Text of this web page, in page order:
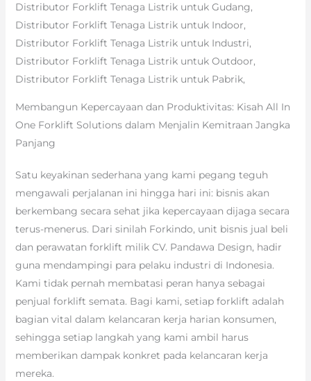
Distributor Forklift Tenaga Listrik untuk Gudang,
Distributor Forklift Tenaga Listrik untuk Indoor,
Distributor Forklift Tenaga Listrik untuk Industri,
Distributor Forklift Tenaga Listrik untuk Outdoor,
Distributor Forklift Tenaga Listrik untuk Pabrik,
Membangun Kepercayaan dan Produktivitas: Kisah All In
One Forklift Solutions dalam Menjalin Kemitraan Jangka
Panjang
Satu keyakinan sederhana yang kami pegang teguh
mengawali perjalanan ini hingga hari ini: bisnis akan
berkembang secara sehat jika kepercayaan dijaga secara
terus-menerus. Dari sinilah Forkindo, unit bisnis jual beli
dan perawatan forklift milik CV. Pandawa Design, hadir
guna mendampingi para pelaku industri di Indonesia.
Kami tidak pernah membatasi peran hanya sebagai
penjual forklift semata. Bagi kami, setiap forklift adalah
bagian vital dalam kelancaran kerja harian konsumen,
sehingga setiap langkah yang kami ambil harus
memberikan dampak konkret pada kelancaran kerja
mereka.